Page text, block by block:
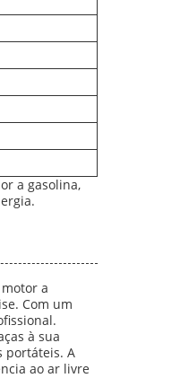
a gasolina,
a
Com um
à sua
portáteis. A
ao ar livre